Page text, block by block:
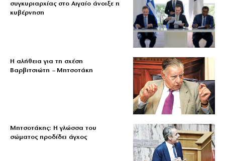
συγκυριαρχίας στο Αιγαίο άνοιξε η
κυβέρνηση
Η αλήθεια για τη σχέση
Βαρβιτσιώτη – Μητσοτάκη
Μητσοτάκης: Η γλώσσα του
σώματος προδίδει άγχος